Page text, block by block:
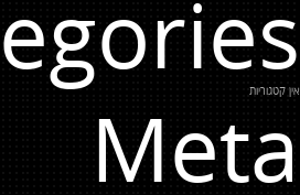
אין קטגוריות
Meta